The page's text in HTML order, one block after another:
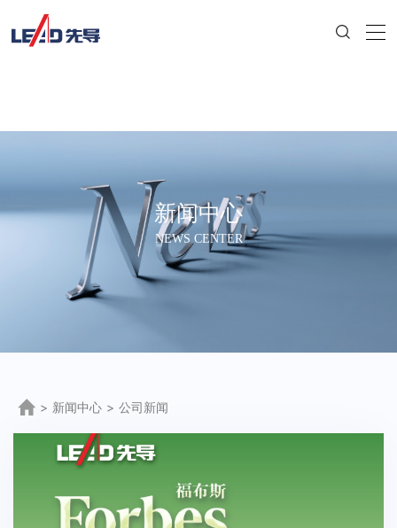
新闻中心
NEWS CENTER
> 新闻中心 > 公司新闻